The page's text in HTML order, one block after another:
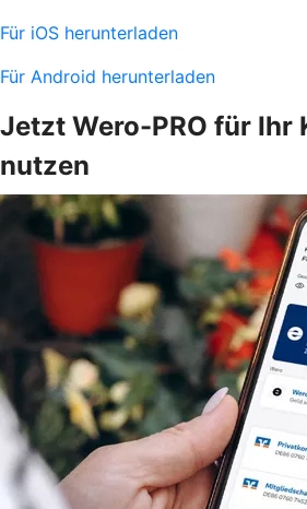
Für iOS herunterladen
Für Android herunterladen
Jetzt Wero-PRO für Ihr
nutzen